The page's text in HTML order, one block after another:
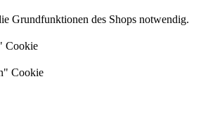
Grundfunktionen des Shops notwendig.
Cookie
Cookie